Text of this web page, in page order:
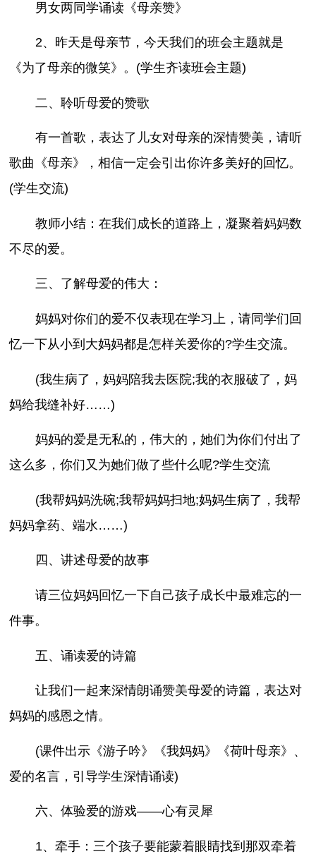
男女两同学诵读《母亲赞》
2、昨天是母亲节，今天我们的班会主题就是
《为了母亲的微笑》。(学生齐读班会主题)
二、聆听母爱的赞歌
有一首歌，表达了儿女对母亲的深情赞美，请听
歌曲《母亲》，相信一定会引出你许多美好的回忆。
(学生交流)
教师小结：在我们成长的道路上，凝聚着妈妈数
不尽的爱。
三、了解母爱的伟大：
妈妈对你们的爱不仅表现在学习上，请同学们回
忆一下从小到大妈妈都是怎样关爱你的?学生交流。
(我生病了，妈妈陪我去医院;我的衣服破了，妈
妈给我缝补好……)
妈妈的爱是无私的，伟大的，她们为你们付出了
这么多，你们又为她们做了些什么呢?学生交流
(我帮妈妈洗碗;我帮妈妈扫地;妈妈生病了，我帮
妈妈拿药、端水……)
四、讲述母爱的故事
请三位妈妈回忆一下自己孩子成长中最难忘的一
件事。
五、诵读爱的诗篇
让我们一起来深情朗诵赞美母爱的诗篇，表达对
妈妈的感恩之情。
(课件出示《游子吟》《我妈妈》《荷叶母亲》、
爱的名言，引导学生深情诵读)
六、体验爱的游戏——心有灵犀
1、牵手：三个孩子要能蒙着眼睛找到那双牵着